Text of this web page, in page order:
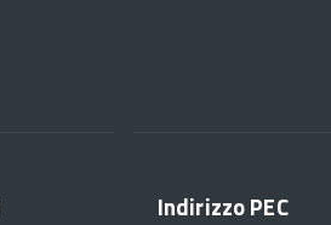
Indirizzo PEC